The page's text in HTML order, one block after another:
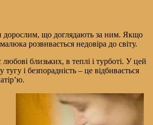
дорослим, що доглядають за ним. Якщо
розвивається недовіра до світу.
близьких, в теплі і турботі. У цей
і безпорадність – це відбивається